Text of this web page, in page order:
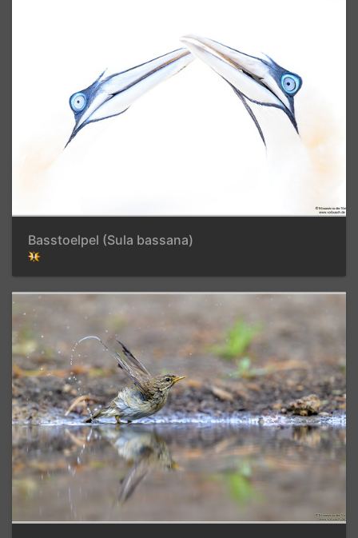
Basstoelpel (Sula bassana)